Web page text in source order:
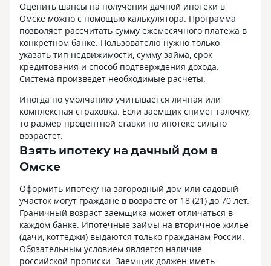
Оценить шансы на получения дачной ипотеки в
Омске можно с помощью калькулятора. Программа
позволяет рассчитать сумму ежемесячного платежа в
конкретном банке. Пользователю нужно только
указать тип недвижимости, сумму займа, срок
кредитования и способ подтверждения дохода.
Система произведет необходимые расчеты.
Иногда по умолчанию учитывается личная или
комплексная страховка. Если заемщик снимет галочку,
то размер процентной ставки по ипотеке сильно
возрастет.
Взять ипотеку на дачный дом в
Омске
Оформить ипотеку на загородный дом или садовый
участок могут граждане в возрасте от 18 (21) до 70 лет.
Граничный возраст заемщика может отличаться в
каждом банке. Ипотечные займы на вторичное жилье
(дачи, коттеджи) выдаются только гражданам России.
Обязательным условием является наличие
российской прописки. Заемщик должен иметь